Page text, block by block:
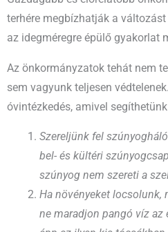
terhére megbízhatják a változást
az idegméregre épülő gyakorlat
Az önkormányzatok tehát nem
sem vagyunk teljesen
óvintézkedés, amivel
Szereljünk fel
bel- és kültéri
szúnyog nem szereti a
Ha növényeket locsolunk,
ne maradjon pangó víz az